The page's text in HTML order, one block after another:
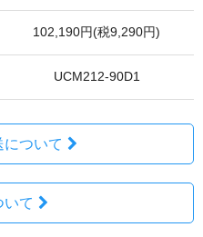
102,190円(税9,290円)
UCM212-90D1
ついて
いて